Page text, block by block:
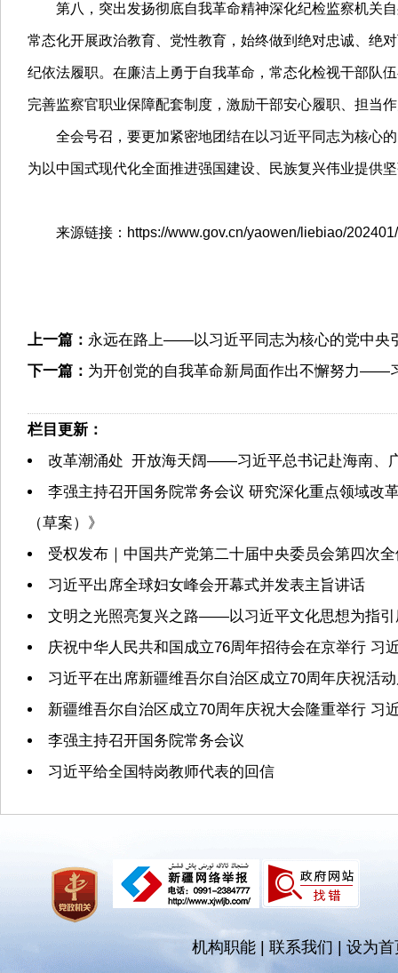
第八，突出发扬彻底自我革命精神深化纪检监察机关自
常态化开展政治教育、党性教育，始终做到绝对忠诚、绝
纪依法履职。在廉洁上勇于自我革命，常态化检视干部队
完善监察官职业保障配套制度，激励干部安心履职、担当
全会号召，要更加紧密地团结在以习近平同志为核心的
为以中国式现代化全面推进强国建设、民族复兴伟业提供
来源链接：https://www.gov.cn/yaowen/liebiao/202401/
上一篇： 永远在路上——以习近平同志为核心的党中央
下一篇： 为开创党的自我革命新局面作出不懈努力——
栏目更新：
改革潮涌处 开放海天阔——习近平总书记赴海南、
李强主持召开国务院常务会议 研究深化重点领域改
（草案）》
受权发布｜中国共产党第二十届中央委员会第四次
习近平出席全球妇女峰会开幕式并发表主旨讲话
文明之光照亮复兴之路——以习近平文化思想为指引
庆祝中华人民共和国成立76周年招待会在京举行 习
习近平在出席新疆维吾尔自治区成立70周年庆祝活
新疆维吾尔自治区成立70周年庆祝大会隆重举行 习
李强主持召开国务院常务会议
习近平给全国特岗教师代表的回信
机构职能 联系我们|设为首